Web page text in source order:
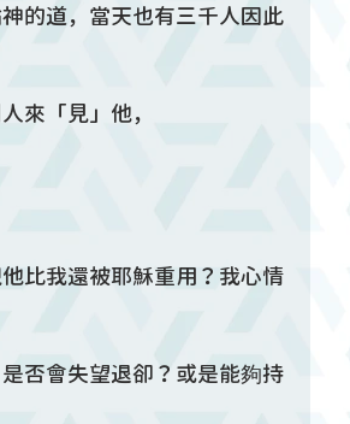
的道，當天也有三千人因此
來「見」他，
比我還被耶穌重用？我心情
否會失望退卻？或是能夠持